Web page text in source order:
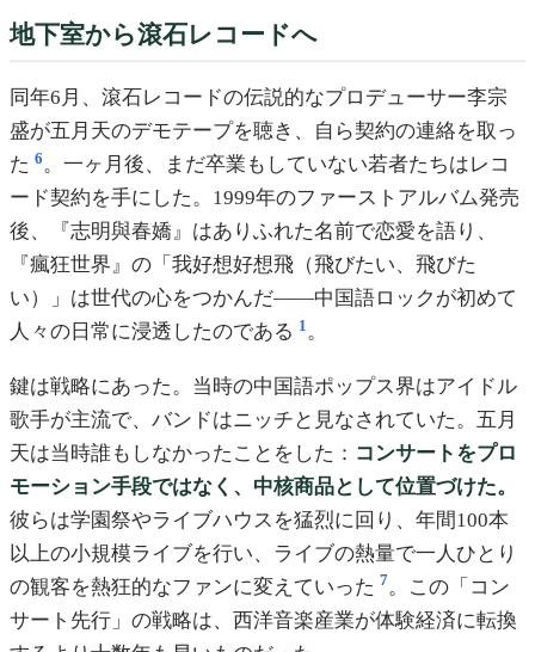
地下室から滾石レコードへ
同年6月、滾石レコードの伝説的なプロデューサー李宗
盛が五月天のデモテープを聴き、自ら契約の連絡を取っ
た 6。一ヶ月後、まだ卒業もしていない若者たちはレコ
ード契約を手にした。1999年のファーストアルバム発売
後、『志明與春嬌』はありふれた名前で恋愛を語り、
『瘋狂世界』の「我好想好想飛（飛びたい、飛びた
い）」は世代の心をつかんだ——中国語ロックが初めて
人々の日常に浸透したのである 1 。
鍵は戦略にあった。当時の中国語ポップス界はアイドル
歌手が主流で、バンドはニッチと見なされていた。五月
天は当時誰もしなかったことをした： コンサートをプロ
モーション手段ではなく、中核商品として位置づけた。
彼らは学園祭やライブハウスを猛烈に回り、年間100本
以上の小規模ライブを行い、ライブの熱量で一人ひとり
の観客を熱狂的なファンに変えていった 7。この「コン
サート先行」の戦略は、西洋音楽産業が体験経済に転換